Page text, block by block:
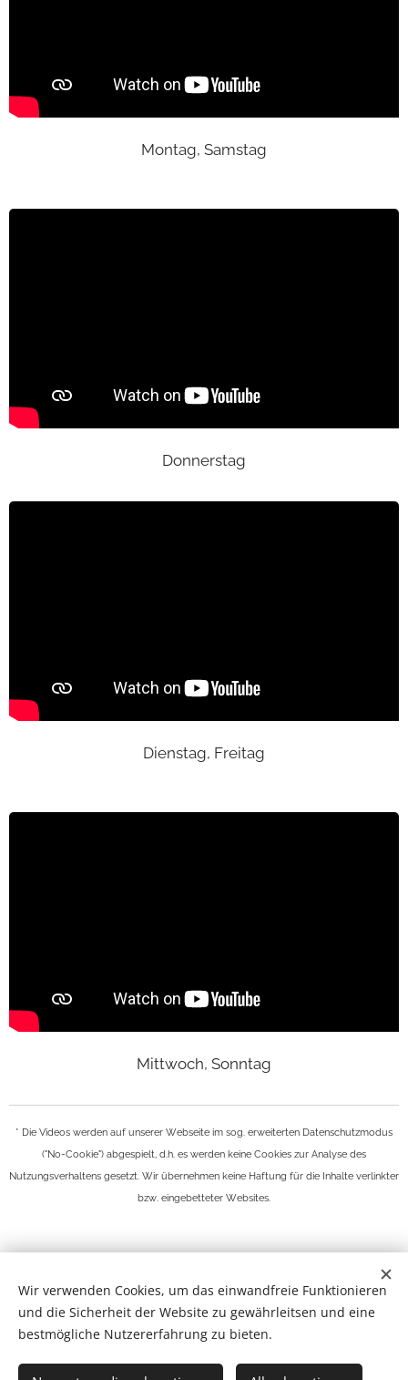
Montag, Samstag
Donnerstag
Dienstag, Freitag
Mittwoch, Sonntag
* Die Videos werden auf unserer Webseite im sog. erweiterten Datenschutzmodus
("No-Cookie") abgespielt, d.h. es werden keine Cookies zur Analyse des
Nutzungsverhaltens gesetzt. Wir übernehmen keine Haftung für die Inhalte verlinkter
bzw. eingebetteter Websites.
© 2013 - 2026 MIA MADRE Wiener Manufaktur Rosenkranz der
Wunderkammer Kunstachse OG | Lerchenfelderstraße 100 | A-
1080 Wien
+AMDG
Rosenkranz kaufen im Online Shop | Versand Deutschland,
Wir verwenden Cookies, um das einwandfreie Funktionieren
und die Sicherheit der Website zu gewährleitsen und eine
bestmögliche Nutzererfahrung zu bieten.